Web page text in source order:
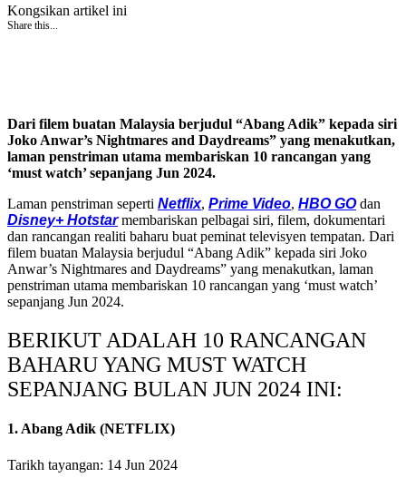
Kongsikan artikel ini
Share this...
Dari filem buatan Malaysia berjudul “Abang Adik” kepada siri
Joko Anwar’s Nightmares and Daydreams” yang menakutkan,
laman penstriman utama membariskan 10 rancangan yang
‘must watch’ sepanjang Jun 2024.
Laman penstriman seperti Netflix, Prime Video, HBO GOdan
Disney+ Hotstarmembariskan pelbagai siri, filem, dokumentari
dan rancangan realiti baharu buat peminat televisyen tempatan. Dari
filem buatan Malaysia berjudul “Abang Adik” kepada siri Joko
Anwar’s Nightmares and Daydreams” yang menakutkan, laman
penstriman utama membariskan 10 rancangan yang ‘must watch’
sepanjang Jun 2024.
BERIKUT ADALAH 10 RANCANGAN
BAHARU YANG MUST WATCH
SEPANJANG BULAN JUN 2024 INI:
1. Abang Adik (NETFLIX)
Tarikh tayangan: 14 Jun 2024